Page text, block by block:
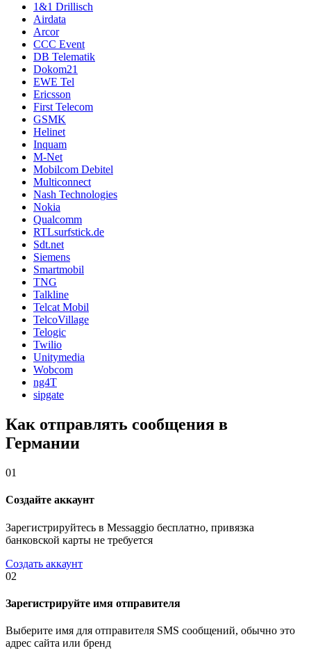
1&1 Drillisch
Airdata
Arcor
CCC Event
DB Telematik
Dokom21
EWE Tel
Ericsson
First Telecom
GSMK
Helinet
Inquam
M-Net
Mobilcom Debitel
Multiconnect
Nash Technologies
Nokia
Qualcomm
RTLsurfstick.de
Sdt.net
Siemens
Smartmobil
TNG
Talkline
Telcat Mobil
TelcoVillage
Telogic
Twilio
Unitymedia
Wobcom
ng4T
sipgate
Как отправлять сообщения в
Германии
01
Создайте аккаунт
Зарегистрируйтесь в Messaggio бесплатно, привязка
банковской карты не требуется
Создать аккаунт
02
Зарегистрируйте имя отправителя
Выберите имя для отправителя SMS сообщений, обычно это
адрес сайта или бренд